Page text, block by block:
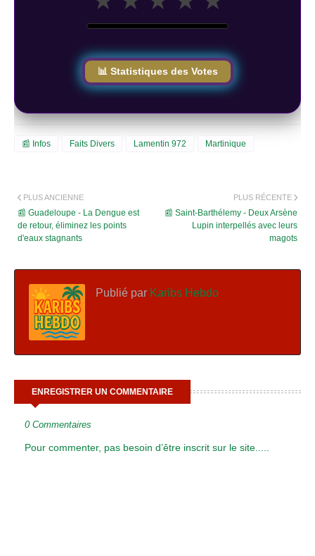
📊 Statistiques des Votes
📰 Infos Faits Divers Lamentin 972 Martinique
PLUS RÉCENTE
📰 Saint-Barthélemy - Deux Arsène
Lupin interpellés avec leurs
magots
PLUS ANCIENNE
📰 Guadeloupe - La Dengue est
de retour, éliminez les points
d'eaux stagnants
Publié par Karibs Hebdo
ENREGISTRER UN COMMENTAIRE
0 Commentaires
Pour commenter, pas besoin d’être inscrit sur le site.....